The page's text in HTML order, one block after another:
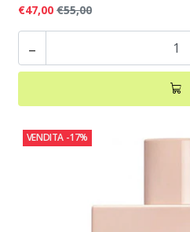
€47,00 €55,00
-
VENDITA -17%